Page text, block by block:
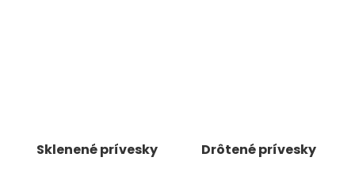
Sklenené prívesky Drôtené prívesky